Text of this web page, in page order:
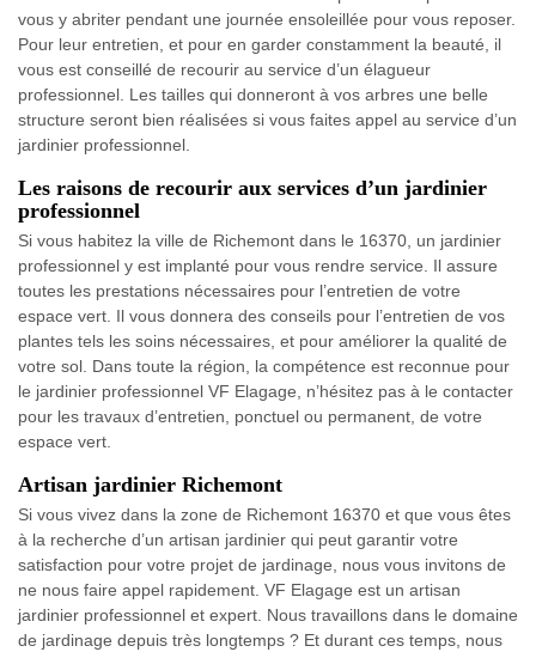
vous y abriter pendant une journée ensoleillée pour vous reposer.
Pour leur entretien, et pour en garder constamment la beauté, il
vous est conseillé de recourir au service d’un élagueur
professionnel. Les tailles qui donneront à vos arbres une belle
structure seront bien réalisées si vous faites appel au service d’un
jardinier professionnel.
Les raisons de recourir aux services d’un jardinier
professionnel
Si vous habitez la ville de Richemont dans le 16370, un jardinier
professionnel y est implanté pour vous rendre service. Il assure
toutes les prestations nécessaires pour l’entretien de votre
espace vert. Il vous donnera des conseils pour l’entretien de vos
plantes tels les soins nécessaires, et pour améliorer la qualité de
votre sol. Dans toute la région, la compétence est reconnue pour
le jardinier professionnel VF Elagage, n’hésitez pas à le contacter
pour les travaux d’entretien, ponctuel ou permanent, de votre
espace vert.
Artisan jardinier Richemont
Si vous vivez dans la zone de Richemont 16370 et que vous êtes
à la recherche d’un artisan jardinier qui peut garantir votre
satisfaction pour votre projet de jardinage, nous vous invitons de
ne nous faire appel rapidement. VF Elagage est un artisan
jardinier professionnel et expert. Nous travaillons dans le domaine
de jardinage depuis très longtemps ? Et durant ces temps, nous